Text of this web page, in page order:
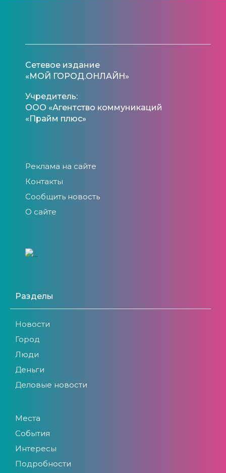
Сетевое издание
«МОЙ ГОРОД.ОНЛАЙН»
Учредитель:
ООО «Агентство коммуникаций
«Прайм плюс»
Реклама на сайте
Контакты
Сообщить новость
О сайте
Разделы
Новости
Город
Люди
Деньги
Деловые новости
Места
События
Интересы
Подробности